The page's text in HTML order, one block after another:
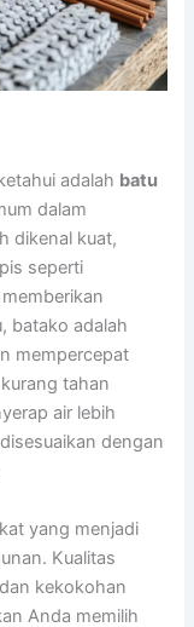
adalah batu
dalam
dikenal kuat,
seperti
batako adalah
mempercepat
tahan
air lebih
dengan
yang menjadi
Kualitas
kekokohan
Anda memilih